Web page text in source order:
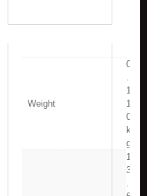
Weight
0
.
1
1
0
k
g
1
3
.